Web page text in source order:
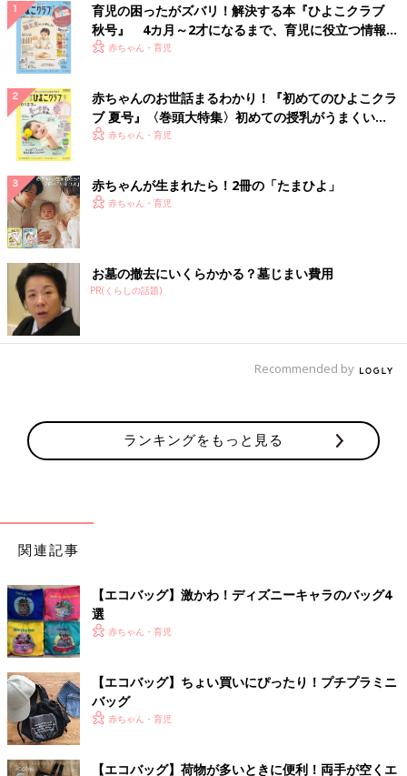
育児の困ったがズバリ！解決する本『ひよこクラブ
秋号』 4カ月～2才になるまで、育児に役立つ情報が
いっぱい！
赤ちゃん・育児
赤ちゃんのお世話まるわかり！『初めてのひよこクラ
ブ 夏号』〈巻頭大特集〉初めての授乳がうまくい
く！ おっぱい・ミルクの基本と夏のトラブル 解決テ
赤ちゃん・育児
赤ちゃんが生まれたら！2冊の「たまひよ」
赤ちゃん・育児
お墓の撤去にいくらかかる？墓じまい費用
PR(くらしの話題)
Recommended by
ランキングをもっと見る
関連記事
【エコバッグ】激かわ！ディズニーキャラのバッグ4
選
赤ちゃん・育児
【エコバッグ】ちょい買いにぴったり！プチプラミニ
バッグ
赤ちゃん・育児
【エコバッグ】荷物が多いときに便利！両手が空くエ